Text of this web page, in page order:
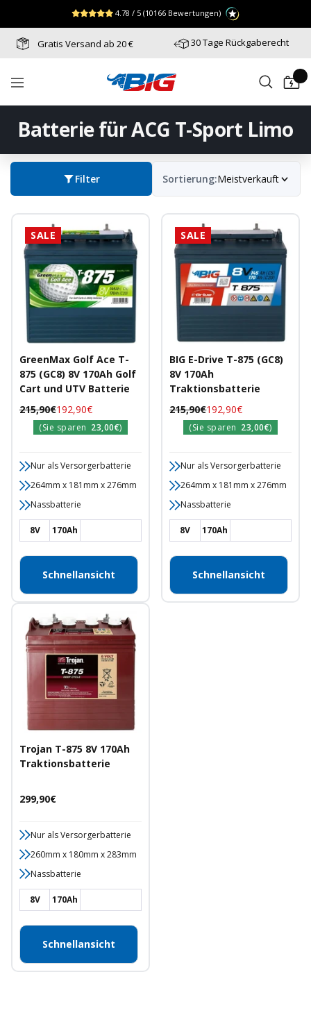
Zum Menü springen
Fußzeile springen
Barrierefreiheits-Widget öffnen
Inhalt
4.78 / 5 (10166 Bewertungen)
Gratis Versand ab 20 € 30 Tage Rückgaberecht
Navigation
Batterie-
Batterie für ACG T-Sport Limo
Filter Sortierung:Meistverkauft
SALE
GreenMax Golf Ace T-
875 (GC8) 8V 170Ah Golf
Cart und UTV Batterie
Angebotspreis
192,90€
Regulärer
Preis
215,90€
(Sie sparen 23,00€)
Nur als Versorgerbatterie
264mm x 181mm x 276mm
Nassbatterie
8V 170Ah
Schnellansicht
SALE
BIG E-Drive T-875 (GC8)
8V 170Ah
Traktionsbatterie
Angebotspreis
192,90€
Regulärer
Preis
215,90€
(Sie sparen 23,00€)
Nur als Versorgerbatterie
264mm x 181mm x 276mm
Nassbatterie
8V 170Ah
Schnellansicht
Trojan T-875 8V 170Ah
Traktionsbatterie
Angebotspreis
299,90€
Nur als Versorgerbatterie
260mm x 180mm x 283mm
Nassbatterie
8V 170Ah
Schnellansicht